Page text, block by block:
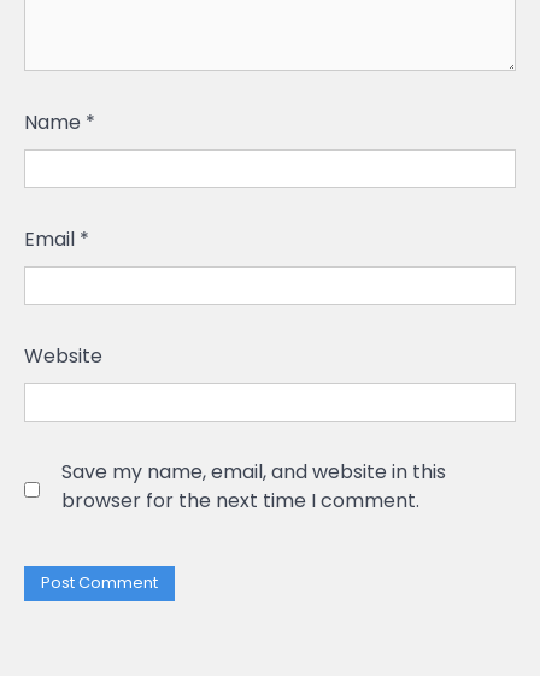
Name *
Email *
Website
Save my name, email, and website in this
browser for the next time I comment.